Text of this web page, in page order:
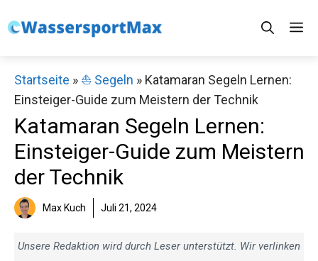
Inhalt
Startseite » ⛵️ Segeln » Katamaran Segeln Lernen:
Einsteiger-Guide zum Meistern der Technik
Katamaran Segeln Lernen:
Einsteiger-Guide zum Meistern
der Technik
Max Kuch Juli 21, 2024
Unsere Redaktion wird durch Leser unterstützt. Wir verlinken